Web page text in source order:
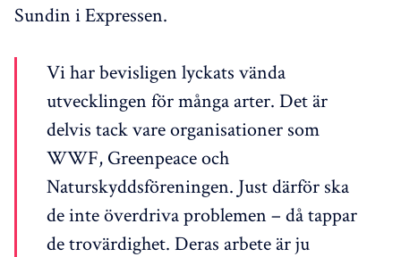
Sundin i Expressen.
Vi har bevisligen lyckats vända
utvecklingen för många arter. Det är
delvis tack vare organisationer som
WWF, Greenpeace och
Naturskyddsföreningen. Just därför ska
de inte överdriva problemen – då tappar
de trovärdighet. Deras arbete är ju